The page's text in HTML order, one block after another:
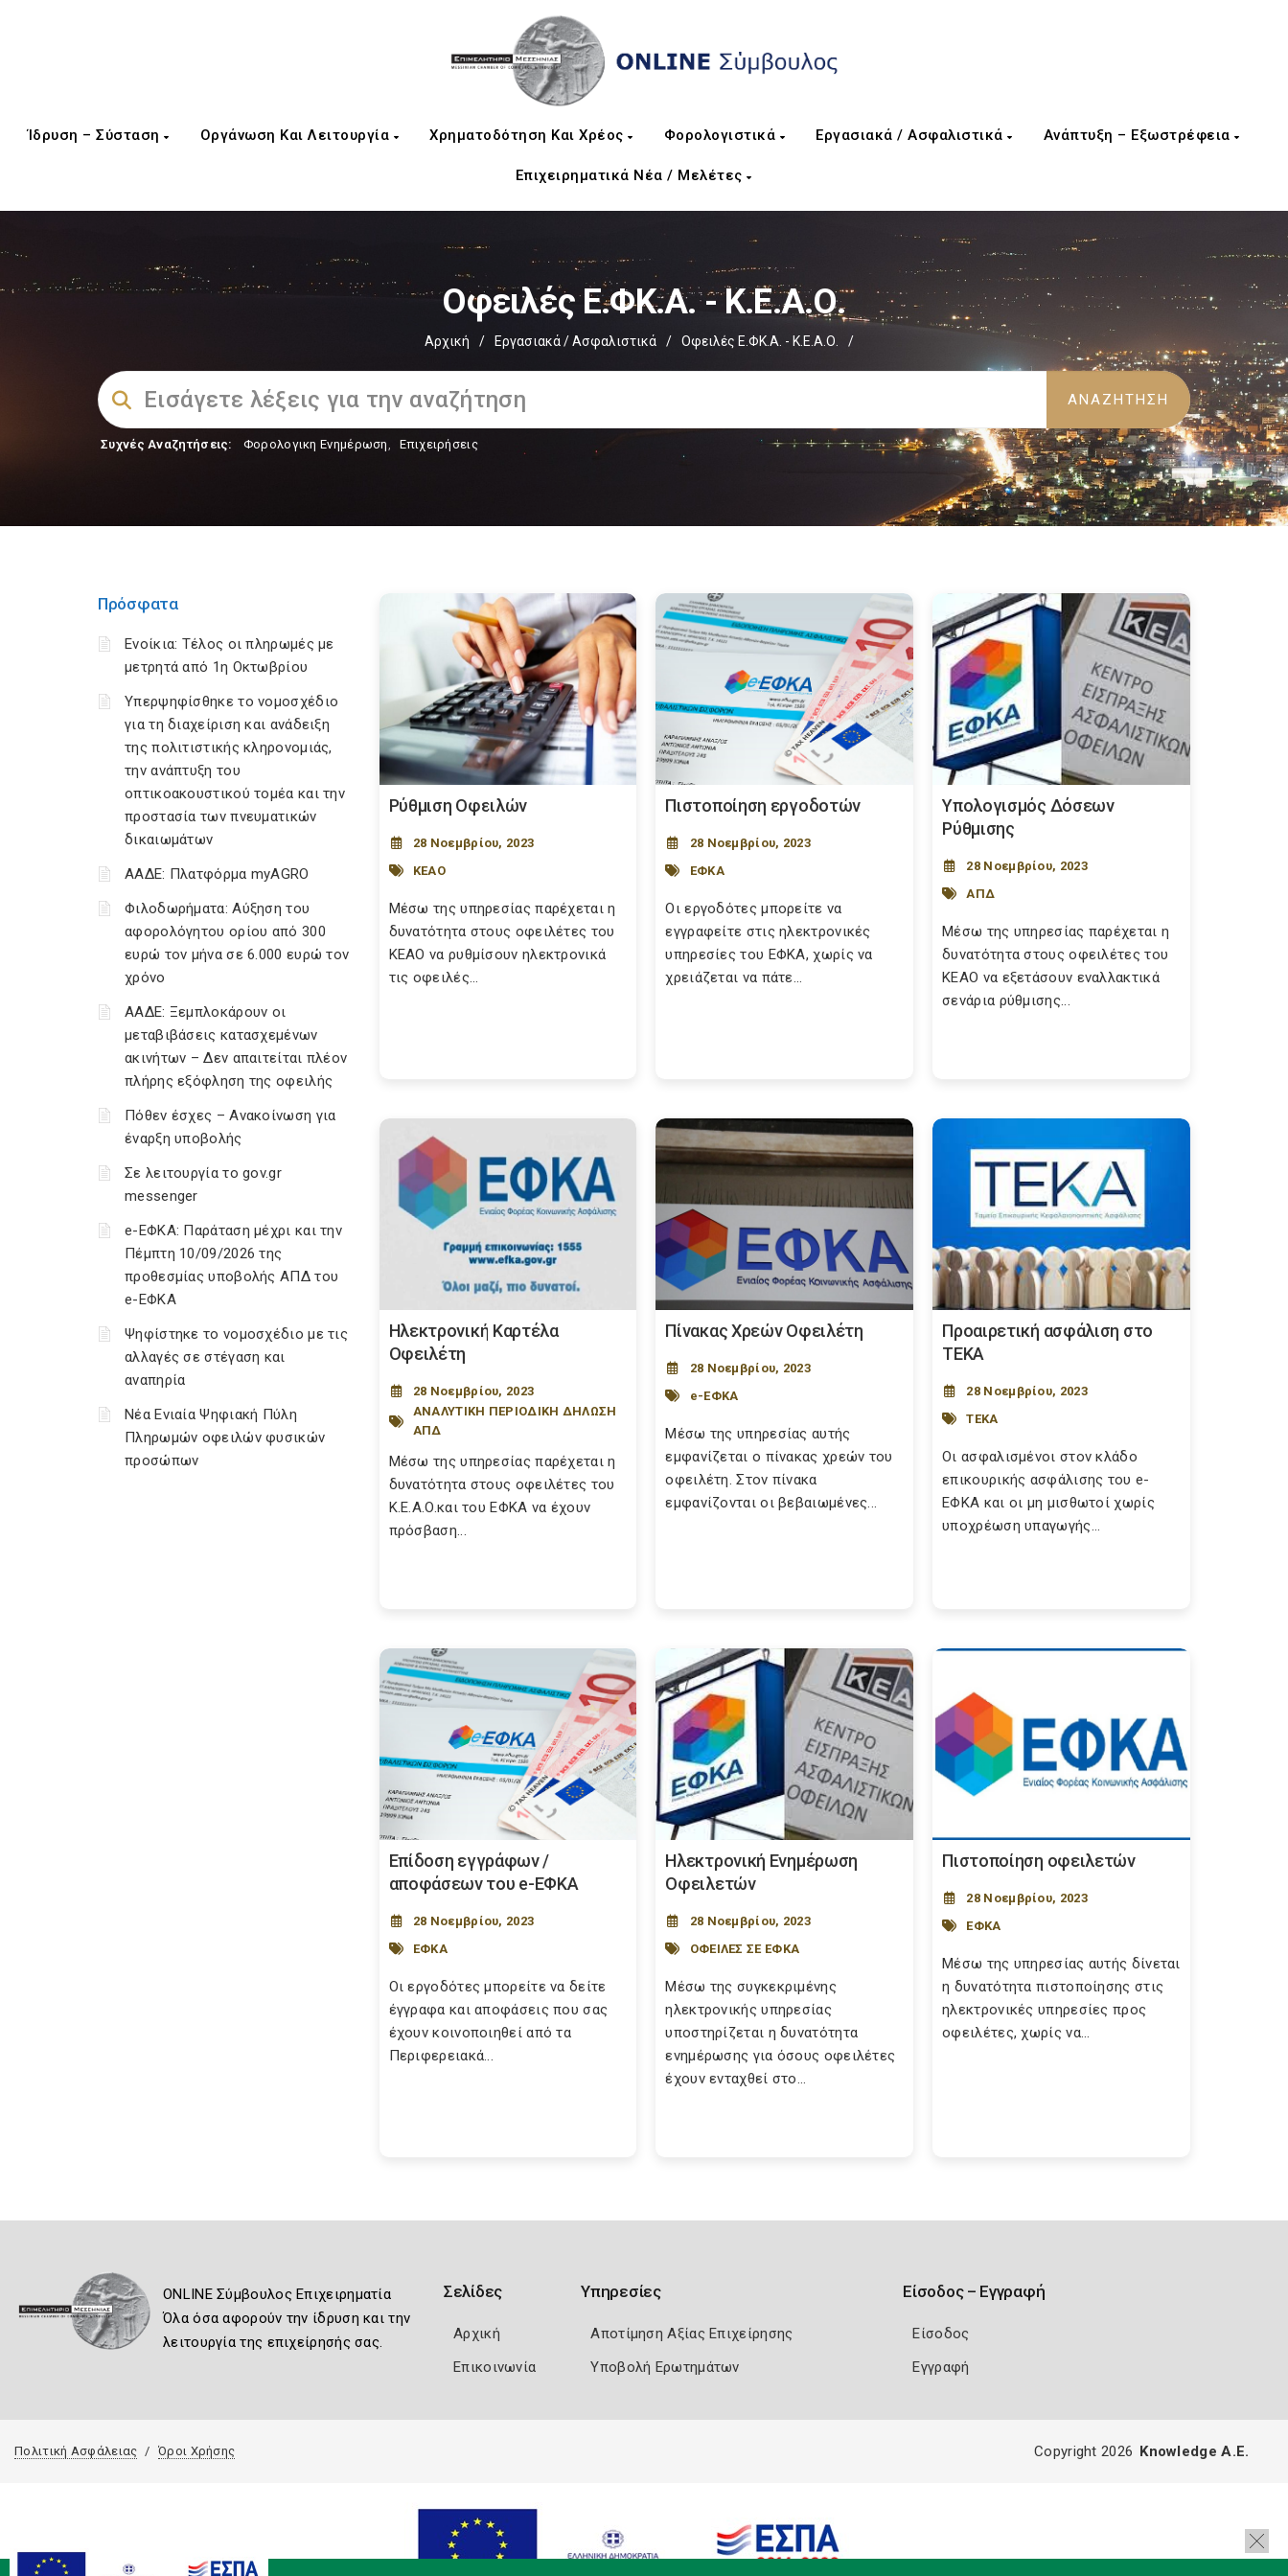
Ίδρυση – Σύσταση Οργάνωση Και Λειτουργία Χρηματοδότηση Και Χρέος Φορολογιστικά Εργασιακά / Ασφαλιστικά Ανάπτυξη – Εξωστρέφεια
Επιχειρηματικά Νέα / Μελέτες
Οφειλές Ε.ΦΚ.Α. - Κ.Ε.Α.Ο.
Αρχική / Εργασιακά / Ασφαλιστικά / Οφειλές Ε.ΦΚ.Α. - Κ.Ε.Α.Ο. /
Συχνές Αναζητήσεις: Φορολογικη Ενημέρωση, Επιχειρήσεις
Πρόσφατα
Ενοίκια: Τέλος οι πληρωμές με
μετρητά από 1η Οκτωβρίου
Υπερψηφίσθηκε το νομοσχέδιο
για τη διαχείριση και ανάδειξη
της πολιτιστικής κληρονομιάς,
την ανάπτυξη του
οπτικοακουστικού τομέα και την
προστασία των πνευματικών
δικαιωμάτων
ΑΑΔΕ: Πλατφόρμα myAGRO
Φιλοδωρήματα: Αύξηση του
αφορολόγητου ορίου από 300
ευρώ τον μήνα σε 6.000 ευρώ τον
χρόνο
ΑΑΔΕ: Ξεμπλοκάρουν οι
μεταβιβάσεις κατασχεμένων
ακινήτων – Δεν απαιτείται πλέον
πλήρης εξόφληση της οφειλής
Πόθεν έσχες – Ανακοίνωση για
έναρξη υποβολής
Σε λειτουργία το gov.gr
messenger
e-ΕΦΚΑ: Παράταση μέχρι και την
Πέμπτη 10/09/2026 της
προθεσμίας υποβολής ΑΠΔ του
e-ΕΦΚΑ
Ψηφίστηκε το νομοσχέδιο με τις
αλλαγές σε στέγαση και
αναπηρία
Νέα Ενιαία Ψηφιακή Πύλη
Πληρωμών οφειλών φυσικών
προσώπων
Ρύθμιση Οφειλών
28 Νοεμβρίου, 2023
ΚΕΑΟ
Μέσω της υπηρεσίας παρέχεται η
δυνατότητα στους οφειλέτες του
ΚΕΑΟ να ρυθμίσουν ηλεκτρονικά
τις οφειλές...
Πιστοποίηση εργοδοτών
28 Νοεμβρίου, 2023
ΕΦΚΑ
Οι εργοδότες μπορείτε να
εγγραφείτε στις ηλεκτρονικές
υπηρεσίες του ΕΦΚΑ, χωρίς να
χρειάζεται να πάτε...
Υπολογισμός Δόσεων
Ρύθμισης
28 Νοεμβρίου, 2023
ΑΠΔ
Μέσω της υπηρεσίας παρέχεται η
δυνατότητα στους οφειλέτες του
ΚΕΑΟ να εξετάσουν εναλλακτικά
σενάρια ρύθμισης...
Ηλεκτρονική Καρτέλα
Οφειλέτη
28 Νοεμβρίου, 2023
ΑΝΑΛΥΤΙΚΗ ΠΕΡΙΟΔΙΚΗ ΔΗΛΩΣΗ
ΑΠΔ
Μέσω της υπηρεσίας παρέχεται η
δυνατότητα στους οφειλέτες του
K.Ε.A.O.και του ΕΦΚΑ να έχουν
πρόσβαση...
Πίνακας Χρεών Οφειλέτη
28 Νοεμβρίου, 2023
e-ΕΦΚΑ
Μέσω της υπηρεσίας αυτής
εμφανίζεται ο πίνακας χρεών του
οφειλέτη. Στον πίνακα
εμφανίζονται οι βεβαιωμένες...
Προαιρετική ασφάλιση στο
ΤΕΚΑ
28 Νοεμβρίου, 2023
ΤΕΚΑ
Οι ασφαλισμένοι στον κλάδο
επικουρικής ασφάλισης του e-
ΕΦΚΑ και οι μη μισθωτοί χωρίς
υποχρέωση υπαγωγής...
Επίδοση εγγράφων /
αποφάσεων του e-ΕΦΚΑ
28 Νοεμβρίου, 2023
ΕΦΚΑ
Οι εργοδότες μπορείτε να δείτε
έγγραφα και αποφάσεις που σας
έχουν κοινοποιηθεί από τα
Περιφερειακά...
Ηλεκτρονική Ενημέρωση
Οφειλετών
28 Νοεμβρίου, 2023
ΟΦΕΙΛΕΣ ΣΕ ΕΦΚΑ
Μέσω της συγκεκριμένης
ηλεκτρονικής υπηρεσίας
υποστηρίζεται η δυνατότητα
ενημέρωσης για όσους οφειλέτες
έχουν ενταχθεί στο...
Πιστοποίηση οφειλετών
28 Νοεμβρίου, 2023
ΕΦΚΑ
Μέσω της υπηρεσίας αυτής δίνεται
η δυνατότητα πιστοποίησης στις
ηλεκτρονικές υπηρεσίες προς
οφειλέτες, χωρίς να...
ONLINE Σύμβουλος Επιχειρηματία
Όλα όσα αφορούν την ίδρυση και την
λειτουργία της επιχείρησής σας.
Σελίδες
Αρχική
Επικοινωνία
Υπηρεσίες
Αποτίμηση Αξίας Επιχείρησης
Υποβολή Ερωτημάτων
Είσοδος – Εγγραφή
Είσοδος
Εγγραφή
Πολιτική Ασφάλειας Όροι Χρήσης Copyright 2026 Knowledge A.E.